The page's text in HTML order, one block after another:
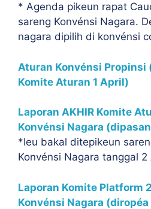
* Agenda pikeun rapat
sareng Konvénsi Nagara.
nagara dipilih di konvénsi
Aturan Konvénsi Propinsi
Komite Aturan 1 April)
Laporan AKHIR Komite
Konvénsi Nagara
*Ieu bakal ditepikeun
Konvénsi Nagara tanggal 2
Laporan Komite Platform
Konvénsi Nagara